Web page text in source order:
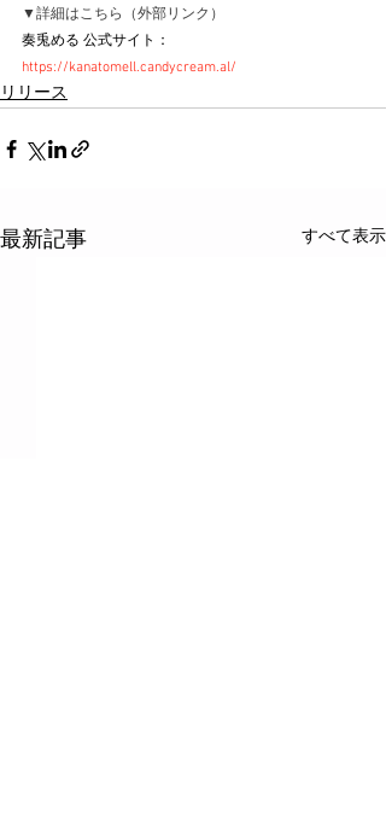
▼詳細はこちら（外部リンク）
奏兎める 公式サイト：
https://kanatomell.candycream.al/
リリース
最新記事 すべて表示